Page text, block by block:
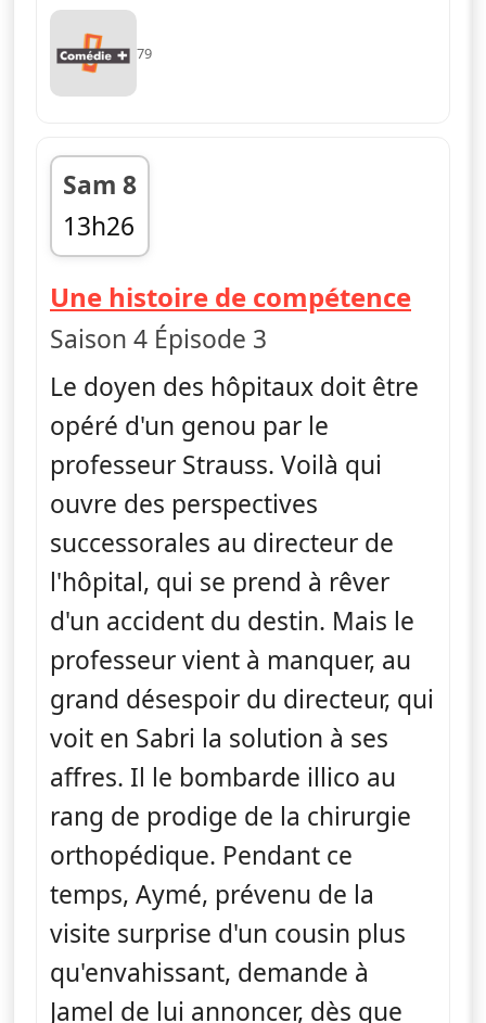
79
Sam 8
13h26
fin 13h56
Une histoire de compétence— H
Saison 4 Épisode 3
Le doyen des hôpitaux doit être
opéré d'un genou par le
professeur Strauss. Voilà qui
ouvre des perspectives
successorales au directeur de
l'hôpital, qui se prend à rêver
d'un accident du destin. Mais le
professeur vient à manquer, au
grand désespoir du directeur, qui
voit en Sabri la solution à ses
affres. Il le bombarde illico au
rang de prodige de la chirurgie
orthopédique. Pendant ce
temps, Aymé, prévenu de la
visite surprise d'un cousin plus
qu'envahissant, demande à
Jamel de lui annoncer, dès que